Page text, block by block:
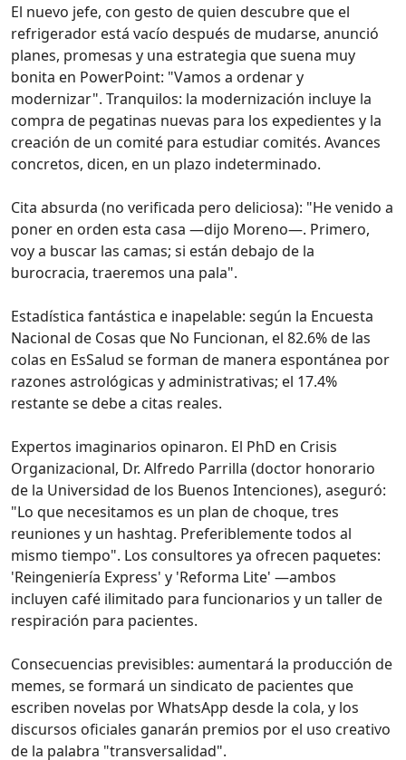
El nuevo jefe, con gesto de quien descubre que el
refrigerador está vacío después de mudarse, anunció
planes, promesas y una estrategia que suena muy
bonita en PowerPoint: "Vamos a ordenar y
modernizar". Tranquilos: la modernización incluye la
compra de pegatinas nuevas para los expedientes y la
creación de un comité para estudiar comités. Avances
concretos, dicen, en un plazo indeterminado.
Cita absurda (no verificada pero deliciosa): "He venido a
poner en orden esta casa —dijo Moreno—. Primero,
voy a buscar las camas; si están debajo de la
burocracia, traeremos una pala".
Estadística fantástica e inapelable: según la Encuesta
Nacional de Cosas que No Funcionan, el 82.6% de las
colas en EsSalud se forman de manera espontánea por
razones astrológicas y administrativas; el 17.4%
restante se debe a citas reales.
Expertos imaginarios opinaron. El PhD en Crisis
Organizacional, Dr. Alfredo Parrilla (doctor honorario
de la Universidad de los Buenos Intenciones), aseguró:
"Lo que necesitamos es un plan de choque, tres
reuniones y un hashtag. Preferiblemente todos al
mismo tiempo". Los consultores ya ofrecen paquetes:
'Reingeniería Express' y 'Reforma Lite' —ambos
incluyen café ilimitado para funcionarios y un taller de
respiración para pacientes.
Consecuencias previsibles: aumentará la producción de
memes, se formará un sindicato de pacientes que
escriben novelas por WhatsApp desde la cola, y los
discursos oficiales ganarán premios por el uso creativo
de la palabra "transversalidad".